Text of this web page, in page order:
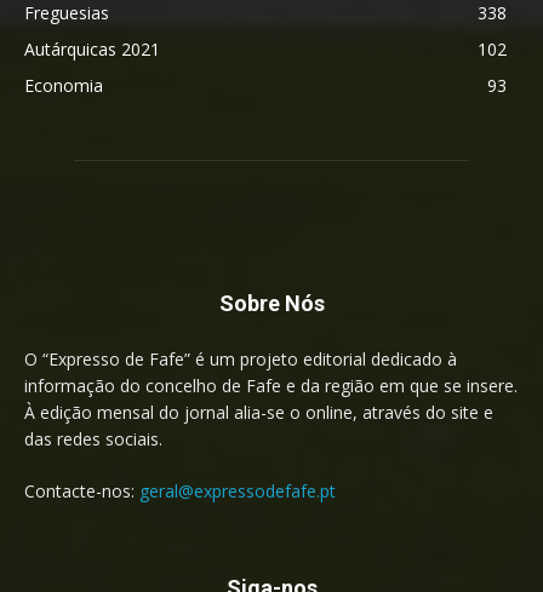
Freguesias
338
Autárquicas 2021
102
Economia
93
Sobre Nós
O “Expresso de Fafe” é um projeto editorial dedicado à
informação do concelho de Fafe e da região em que se insere.
À edição mensal do jornal alia-se o online, através do site e
das redes sociais.
Contacte-nos: geral@expressodefafe.pt